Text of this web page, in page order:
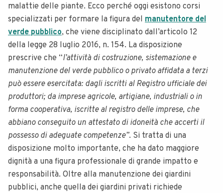
malattie delle piante. Ecco perché oggi esistono corsi
specializzati per formare la figura del manutentore del
verde pubblico, che viene disciplinato dall’articolo 12
della legge 28 luglio 2016, n. 154. La disposizione
prescrive che “l’attività di costruzione, sistemazione e
manutenzione del verde pubblico o privato affidata a terzi
può essere esercitata: dagli iscritti al Registro ufficiale dei
produttori; da imprese agricole, artigiane, industriali o in
forma cooperativa, iscritte al registro delle imprese, che
abbiano conseguito un attestato di idoneità che accerti il
possesso di adeguate competenze”. Si tratta di una
disposizione molto importante, che ha dato maggiore
dignità a una figura professionale di grande impatto e
responsabilità. Oltre alla manutenzione dei giardini
pubblici, anche quella dei giardini privati richiede